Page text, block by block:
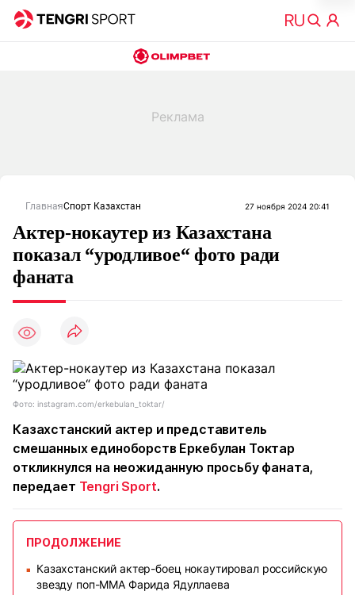
ГлавнаяСпорт Казахстан 27 ноября 2024 20:41
Актер-нокаутер из Казахстана
показал “уродливое“ фото ради
фаната
Фото: instagram.com/erkebulan_toktar/
Казахстанский актер и представитель
смешанных единоборств Еркебулан Токтар
откликнулся на неожиданную просьбу фаната,
передает Tengri Sport.
ПРОДОЛЖЕНИЕ
■
Казахстанский актер-боец нокаутировал российскую
звезду поп-ММА Фарида Ядуллаева